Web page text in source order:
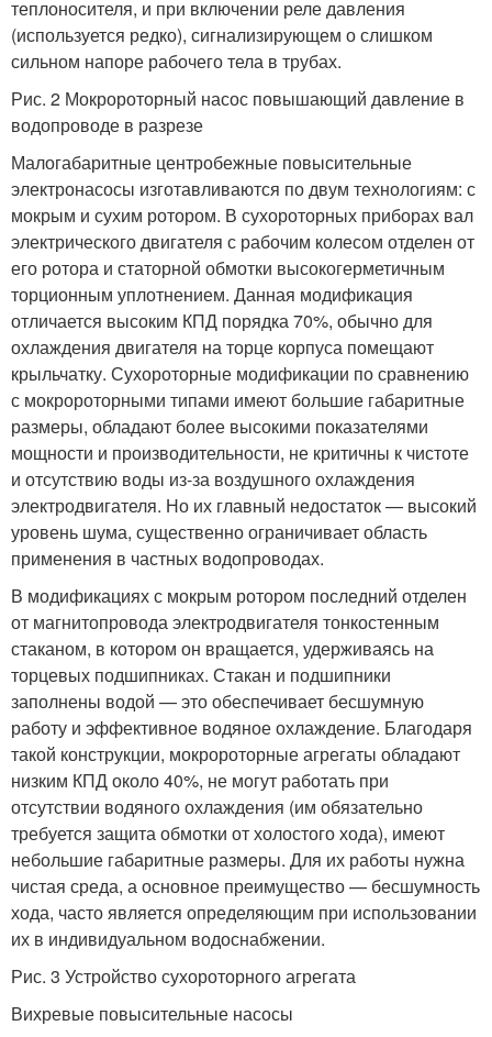
теплоносителя, и при включении реле давления
(используется редко), сигнализирующем о слишком
сильном напоре рабочего тела в трубах.
Рис. 2 Мокророторный насос повышающий давление в
водопроводе в разрезе
Малогабаритные центробежные повысительные
электронасосы изготавливаются по двум технологиям: с
мокрым и сухим ротором. В сухороторных приборах вал
электрического двигателя с рабочим колесом отделен от
его ротора и статорной обмотки высокогерметичным
торционным уплотнением. Данная модификация
отличается высоким КПД порядка 70%, обычно для
охлаждения двигателя на торце корпуса помещают
крыльчатку. Сухороторные модификации по сравнению
с мокророторными типами имеют большие габаритные
размеры, обладают более высокими показателями
мощности и производительности, не критичны к чистоте
и отсутствию воды из-за воздушного охлаждения
электродвигателя. Но их главный недостаток — высокий
уровень шума, существенно ограничивает область
применения в частных водопроводах.
В модификациях с мокрым ротором последний отделен
от магнитопровода электродвигателя тонкостенным
стаканом, в котором он вращается, удерживаясь на
торцевых подшипниках. Стакан и подшипники
заполнены водой — это обеспечивает бесшумную
работу и эффективное водяное охлаждение. Благодаря
такой конструкции, мокророторные агрегаты обладают
низким КПД около 40%, не могут работать при
отсутствии водяного охлаждения (им обязательно
требуется защита обмотки от холостого хода), имеют
небольшие габаритные размеры. Для их работы нужна
чистая среда, а основное преимущество — бесшумность
хода, часто является определяющим при использовании
их в индивидуальном водоснабжении.
Рис. 3 Устройство сухороторного агрегата
Вихревые повысительные насосы